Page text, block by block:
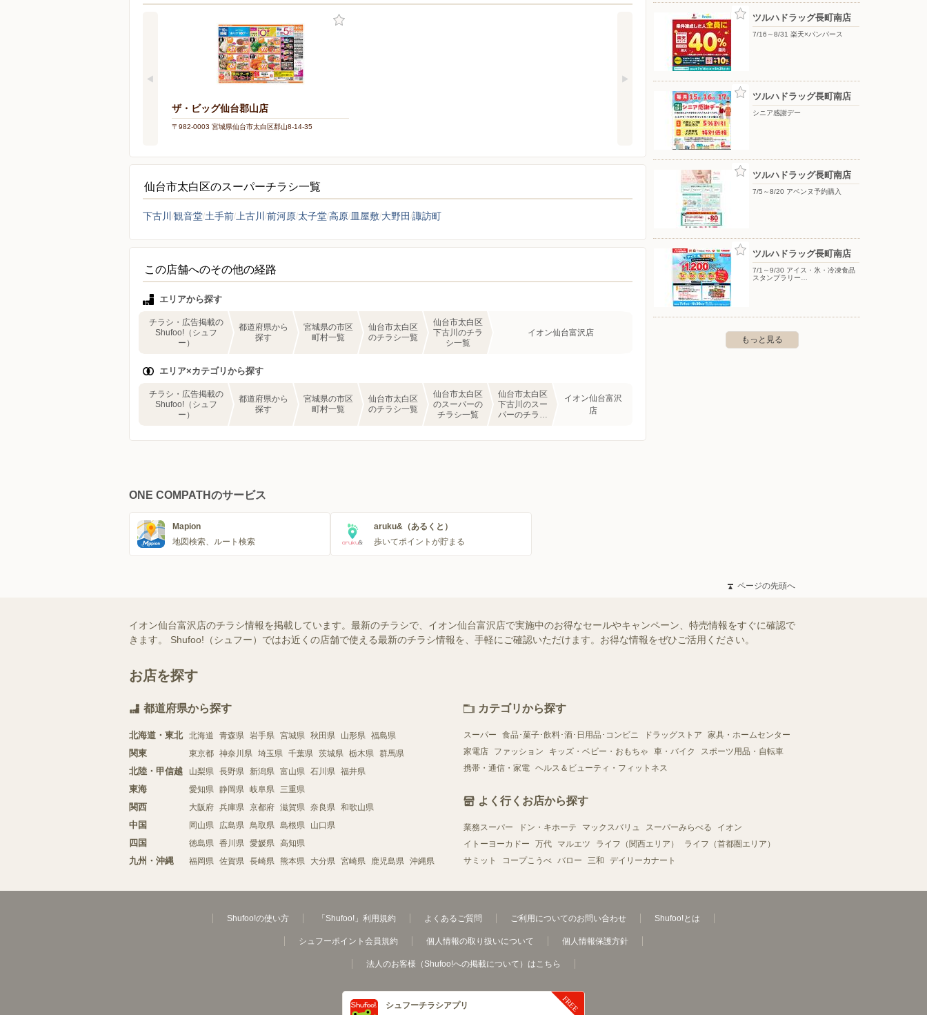
ザ・ビッグ仙台郡山店
〒982-0003 宮城県仙台市太白区郡山8-14-35
仙台市太白区のスーパーチラシ一覧
下古川 観音堂 土手前 上古川 前河原 太子堂高原 皿屋敷 大野田 諏訪町
この店舗へのその他の経路
エリアから探す
チラシ・広告掲載の
Shufoo!（シュフ
ー）
都道府県から
探す
宮城県の市区
町村一覧
仙台市太白区
のチラシ一覧
仙台市太白区
下古川のチラ
シ一覧
イオン仙台富沢店
エリア×カテゴリから探す
チラシ・広告掲載の
Shufoo!（シュフ
ー）
都道府県から
探す
宮城県の市区
町村一覧
仙台市太白区
のチラシ一覧
仙台市太白区
のスーパーの
チラシ一覧
仙台市太白区
下古川のスー
パーのチラシ
イオン仙台富沢
店
ツルハドラッグ長町南店
7/16～8/31 楽天×パンパース
ツルハドラッグ長町南店
シニア感謝デー
ツルハドラッグ長町南店
7/5～8/20 アベンヌ予約購入
ツルハドラッグ長町南店
7/1～9/30 アイス・氷・冷凍食品
スタンプラリー…
もっと見る
ONE COMPATHのサービス
Mapion
地図検索、ルート検索
aruku&（あるくと）
歩いてポイントが貯まる
ページの先頭へ
イオン仙台富沢店のチラシ情報を掲載しています。最新のチラシで、イオン仙台富沢店で実施中のお得なセールやキャンペーン、特売情報をすぐに確認で
きます。 Shufoo!（シュフー）ではお近くの店舗で使える最新のチラシ情報を、手軽にご確認いただけます。お得な情報をぜひご活用ください。
お店を探す
都道府県から探す
北海道・東北 北海道 青森県 岩手県 宮城県 秋田県 山形県 福島県
関東 東京都 神奈川県 埼玉県 千葉県 茨城県 栃木県 群馬県
北陸・甲信越 山梨県 長野県 新潟県 富山県 石川県 福井県
東海 愛知県 静岡県 岐阜県 三重県
関西 大阪府 兵庫県 京都府 滋賀県 奈良県 和歌山県
中国 岡山県 広島県 鳥取県 島根県 山口県
四国 徳島県 香川県 愛媛県 高知県
九州・沖縄 福岡県 佐賀県 長崎県 熊本県 大分県 宮崎県 鹿児島県 沖縄県
カテゴリから探す
スーパー 食品･菓子･飲料･酒･日用品･コンビニ ドラッグストア
家具・ホームセンター
家電店
ファッション キッズ・ベビー・おもちゃ 車・バイク
スポーツ用品・自転車
携帯・通信・家電 ヘルス＆ビューティ・フィットネス
よく行くお店から探す
業務スーパー ドン・キホーテ マックスバリュ スーパーみらべる
イオン
イトーヨーカドー
万代 マルエツ ライフ（関西エリア）
ライフ（首都圏エリア）
サミット
コープこうべ バロー 三和 デイリーカナート
Shufoo!の使い方 「Shufoo!」利用規約 よくあるご質問 ご利用についてのお問い合わせ Shufoo!とは
シュフーポイント会員規約 個人情報の取り扱いについて 個人情報保護方針
法人のお客様（Shufoo!への掲載について）はこちら
シュフーチラシアプリ